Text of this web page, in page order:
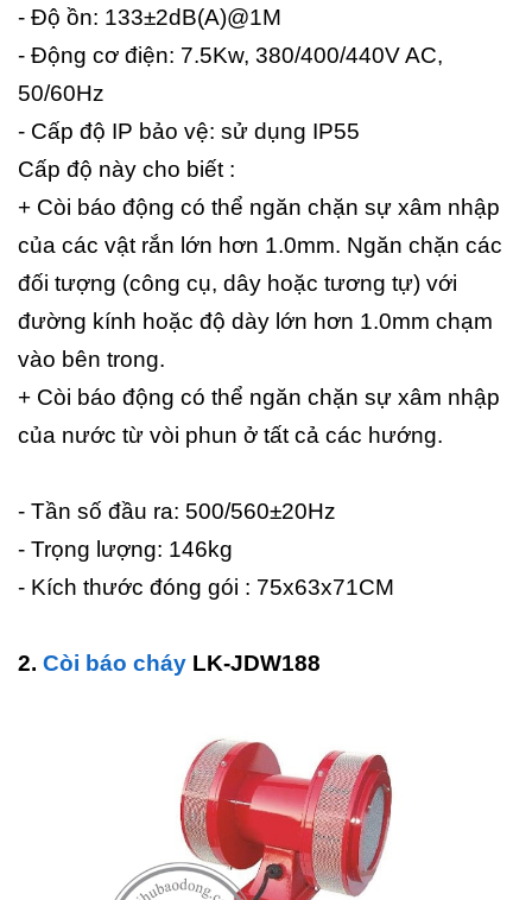
- Độ ồn: 133±2dB(A)@1M
- Động cơ điện: 7.5Kw, 380/400/440V AC,
50/60Hz
- Cấp độ IP bảo vệ: sử dụng IP55
Cấp độ này cho biết :
+ Còi báo động có thể ngăn chặn sự xâm nhập
của các vật rắn lớn hơn 1.0mm. Ngăn chặn các
đối tượng (công cụ, dây hoặc tương tự) với
đường kính hoặc độ dày lớn hơn 1.0mm chạm
vào bên trong.
+ Còi báo động có thể ngăn chặn sự xâm nhập
của nước từ vòi phun ở tất cả các hướng.
- Tần số đầu ra: 500/560±20Hz
- Trọng lượng: 146kg
- Kích thước đóng gói : 75x63x71CM
2. Còi báo cháy LK-JDW188